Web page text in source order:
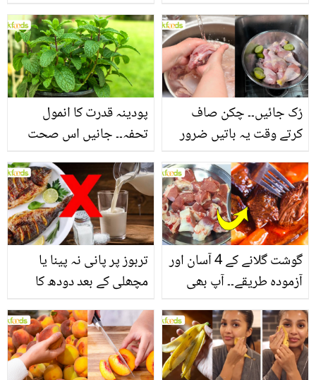
منرلز اور اینٹی آکسیڈنٹس
سے بھرپور اس سبزی کے
فائدے
بنانے کے چند قدرتی طریقے
پودینہ قدرت کا انمول
تحفہ۔۔ جانیں اس صحت
انگیز طبی فوائد
رُک جائیں۔۔ چکن صاف
کرتے وقت یہ باتیں ضرور
تربوز پر پانی نہ پینا یا
مچھلی کے بعد دودھ کا
سے متعلق غلط فہمیوں کی
حقیقت کیا ہے اور افواہ
کیا؟
گوشت گلانے کے 4 آسان اور
آزمودہ طریقے۔۔ آپ بھی
بتائے راز